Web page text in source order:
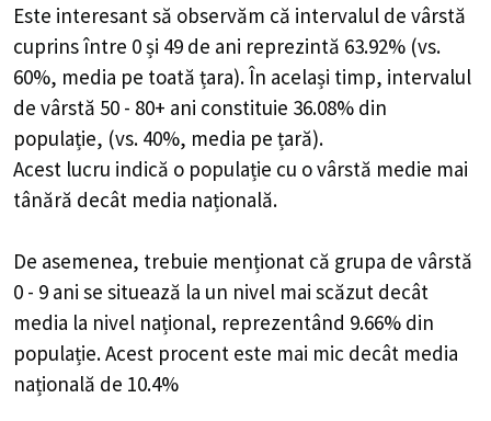
Este interesant să observăm că intervalul de vârstă
cuprins între 0 și 49 de ani reprezintă 63.92% (vs.
60%, media pe toată țara). În același timp, intervalul
de vârstă 50 - 80+ ani constituie 36.08% din
populație, (vs. 40%, media pe țară).
Acest lucru indică o populație cu o vârstă medie mai
tânără decât media națională.
De asemenea, trebuie menționat că grupa de vârstă
0 - 9 ani se situează la un nivel mai scăzut decât
media la nivel național, reprezentând 9.66% din
populație. Acest procent este mai mic decât media
națională de 10.4%